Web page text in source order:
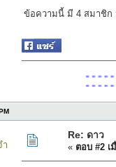
ข้อความนี้ มี 4 สมาชิก
ำ
Re: ดาว
« ตอบ #2 เ